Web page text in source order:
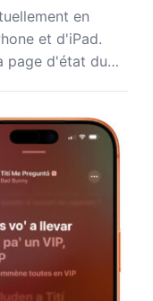
en
et d'iPad.
page d'état du…